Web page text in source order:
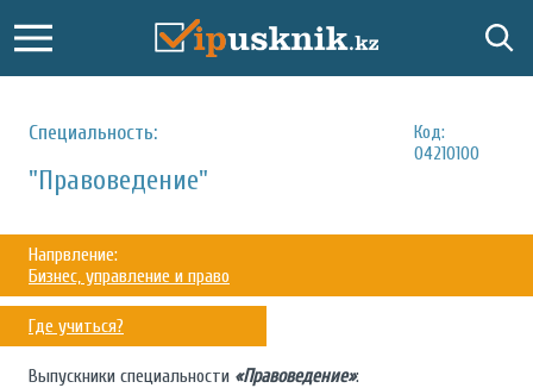
Специальность:
Код:
04210100
"Правоведение"
Напрвление:
Бизнес, управление и право
Где учиться?
Выпускники специальности «Правоведение»: